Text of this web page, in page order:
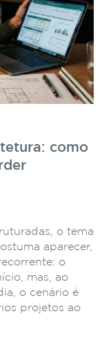
como
o tema
aparecer,
o
mas, ao
o cenário é
projetos ao